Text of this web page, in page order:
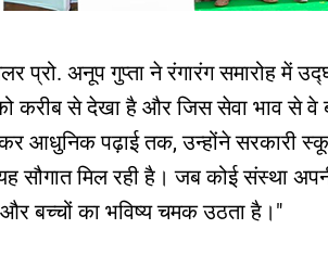
प्रो. अनूप गुप्ता ने रंगारंग समारोह में
करीब से देखा है और जिस सेवा भाव से वे
आधुनिक पढ़ाई तक, उन्होंने सरकारी
सौगात मिल रही है। जब कोई संस्था
बच्चों का भविष्य चमक उठता है।"